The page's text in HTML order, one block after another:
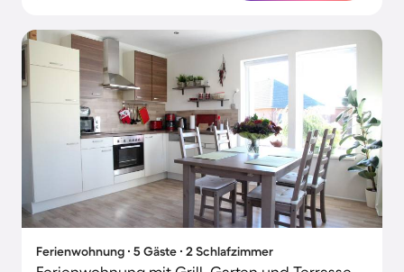
Ferienwohnung ∙ 5 Gäste ∙ 2 Schlafzimmer